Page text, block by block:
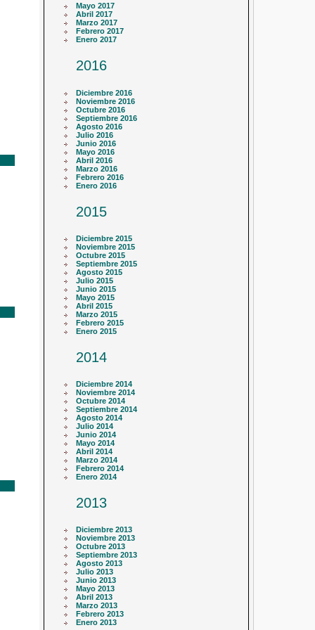
Mayo 2017
Abril 2017
Marzo 2017
Febrero 2017
Enero 2017
2016
Diciembre 2016
Noviembre 2016
Octubre 2016
Septiembre 2016
Agosto 2016
Julio 2016
Junio 2016
Mayo 2016
Abril 2016
Marzo 2016
Febrero 2016
Enero 2016
2015
Diciembre 2015
Noviembre 2015
Octubre 2015
Septiembre 2015
Agosto 2015
Julio 2015
Junio 2015
Mayo 2015
Abril 2015
Marzo 2015
Febrero 2015
Enero 2015
2014
Diciembre 2014
Noviembre 2014
Octubre 2014
Septiembre 2014
Agosto 2014
Julio 2014
Junio 2014
Mayo 2014
Abril 2014
Marzo 2014
Febrero 2014
Enero 2014
2013
Diciembre 2013
Noviembre 2013
Octubre 2013
Septiembre 2013
Agosto 2013
Julio 2013
Junio 2013
Mayo 2013
Abril 2013
Marzo 2013
Febrero 2013
Enero 2013